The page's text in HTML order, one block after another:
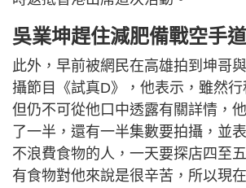
吳業坤趕住減肥備戰空手道
此外，早前被網民在高雄拍到坤哥
攝節目《試真D》，他表示，雖然行
但仍不可從他口中透露有關詳情，
了一半，還有一半集數要拍攝，並
不浪費食物的人，一天要探店四至
有食物對他來說是很辛苦，所以現